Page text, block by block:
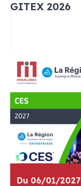
GITEX 2026
Du 06/01/2027